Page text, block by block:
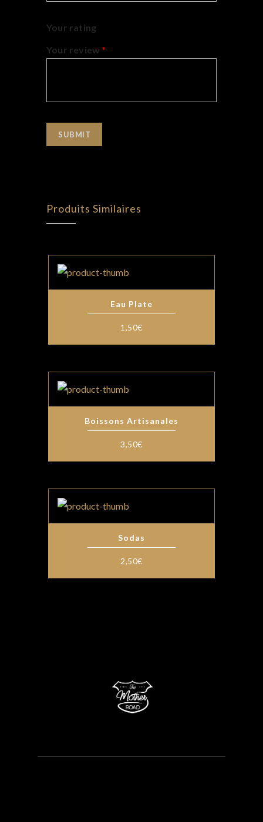
Your rating
Your review *
Produits Similaires
Eau Plate
1,50€
Boissons Artisanales
3,50€
Sodas
2,50€